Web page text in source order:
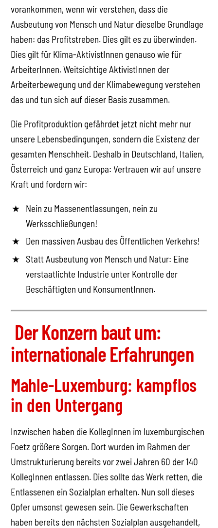
vorankommen, wenn wir verstehen, dass die
Ausbeutung von Mensch und Natur dieselbe Grundlage
haben: das Profitstreben. Dies gilt es zu überwinden.
Dies gilt für Klima-AktivistInnen genauso wie für
ArbeiterInnen. Weitsichtige AktivistInnen der
Arbeiterbewegung und der Klimabewegung verstehen
das und tun sich auf dieser Basis zusammen.
Die Profitproduktion gefährdet jetzt nicht mehr nur
unsere Lebensbedingungen, sondern die Existenz der
gesamten Menschheit. Deshalb in Deutschland, Italien,
Österreich und ganz Europa: Vertrauen wir auf unsere
Kraft und fordern wir:
Nein zu Massenentlassungen, nein zu
Werksschließungen!
Den massiven Ausbau des Öffentlichen Verkehrs!
Statt Ausbeutung von Mensch und Natur: Eine
verstaatlichte Industrie unter Kontrolle der
Beschäftigten und KonsumentInnen.
Der Konzern baut um:
internationale Erfahrungen
Mahle-Luxemburg: kampflos
in den Untergang
Inzwischen haben die KollegInnen im luxemburgischen
Foetz größere Sorgen. Dort wurden im Rahmen der
Umstrukturierung bereits vor zwei Jahren 60 der 140
KollegInnen entlassen. Dies sollte das Werk retten, die
Entlassenen ein Sozialplan erhalten. Nun soll dieses
Opfer umsonst gewesen sein. Die Gewerkschaften
haben bereits den nächsten Sozialplan ausgehandelt,